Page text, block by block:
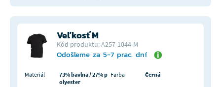
Veľkosť M
Kód produktu: A257-1044-M
Odošleme za 5-7 prac. dní
Materiál
73% bavlna / 27% p
olyester
Farba Černá